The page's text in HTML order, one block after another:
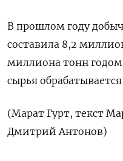
В прошлом году
составила 8,2
миллиона тонн годом
сырья
(Марат Гурт, текст
Дмитрий Антонов)